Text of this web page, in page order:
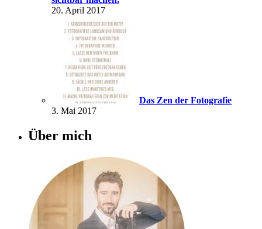
20. April 2017
Das Zen der Fotografie
3. Mai 2017
Über mich